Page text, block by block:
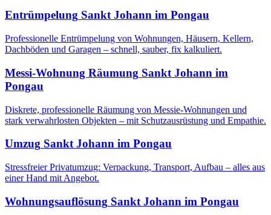
Entrümpelung Sankt Johann im Pongau
Professionelle Entrümpelung von Wohnungen, Häusern, Kellern,
Dachböden und Garagen – schnell, sauber, fix kalkuliert.
Messi-Wohnung Räumung Sankt Johann im
Pongau
Diskrete, professionelle Räumung von Messie-Wohnungen und
stark verwahrlosten Objekten – mit Schutzausrüstung und Empathie.
Umzug Sankt Johann im Pongau
Stressfreier Privatumzug: Verpackung, Transport, Aufbau – alles aus
einer Hand mit Angebot.
Wohnungsauflösung Sankt Johann im Pongau